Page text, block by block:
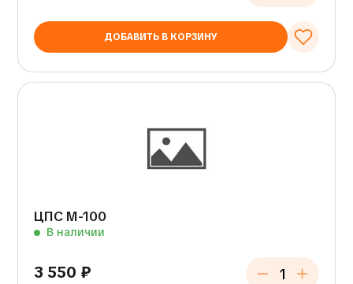
ДОБАВИТЬ В КОРЗИНУ
ЦПС М-100
В наличии
3 550 ₽